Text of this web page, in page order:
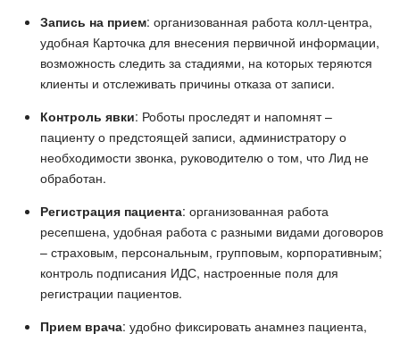
Запись на прием: организованная работа колл-центра,
удобная Карточка для внесения первичной информации,
возможность следить за стадиями, на которых теряются
клиенты и отслеживать причины отказа от записи.
Контроль явки: Роботы проследят и напомнят –
пациенту о предстоящей записи, администратору о
необходимости звонка, руководителю о том, что Лид не
обработан.
Регистрация пациента: организованная работа
ресепшена, удобная работа с разными видами договоров
– страховым, персональным, групповым, корпоративным;
контроль подписания ИДС, настроенные поля для
регистрации пациентов.
Прием врача: удобно фиксировать анамнез пациента,